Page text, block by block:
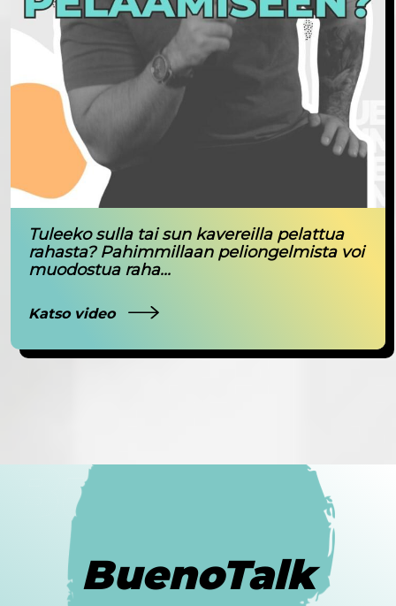
Tuleeko sulla tai sun kavereilla pelattua
rahasta? Pahimmillaan peliongelmista voi
muodostua raha...
Katso video
BuenoTalk